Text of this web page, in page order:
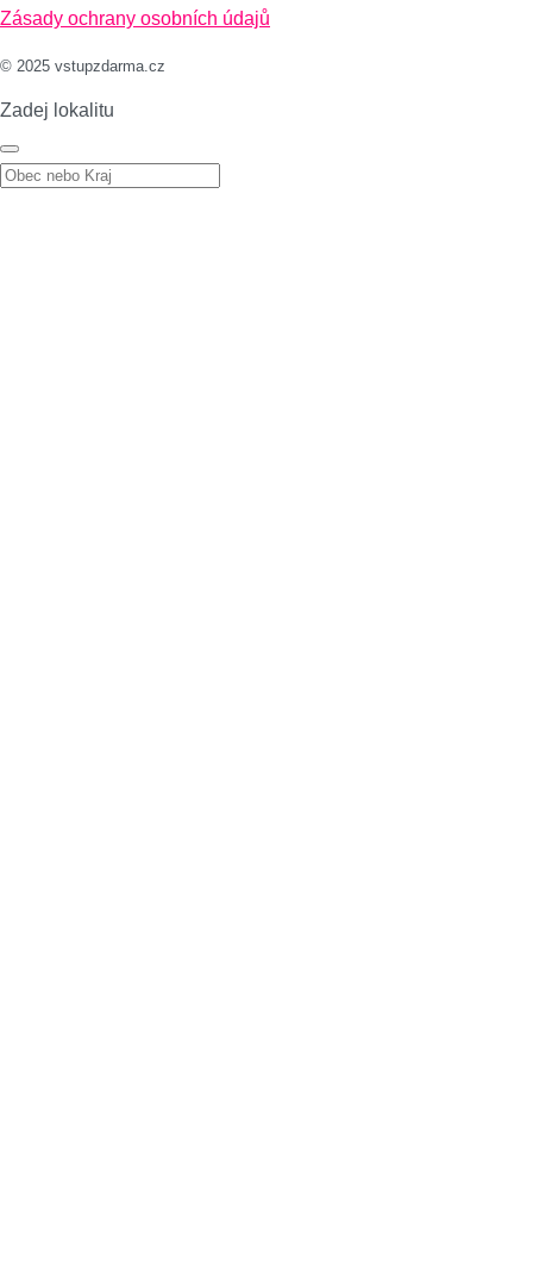
Zásady ochrany osobních údajů
© 2025 vstupzdarma.cz
Zadej lokalitu
Zadej lokalitu